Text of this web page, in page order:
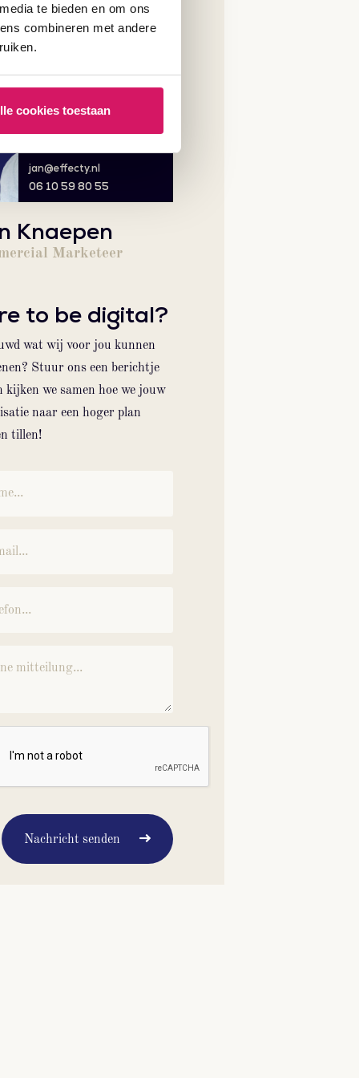
te bieden en om ons
combineren met andere
cookies toestaan
jan@effecty.nl
06 10 59 80 55
Knaepen
Marketeer
to be digital?
wat wij voor jou kunnen
Stuur ons een berichtje
kijken we samen hoe we jouw
naar een hoger plan
tillen!
Nachricht senden